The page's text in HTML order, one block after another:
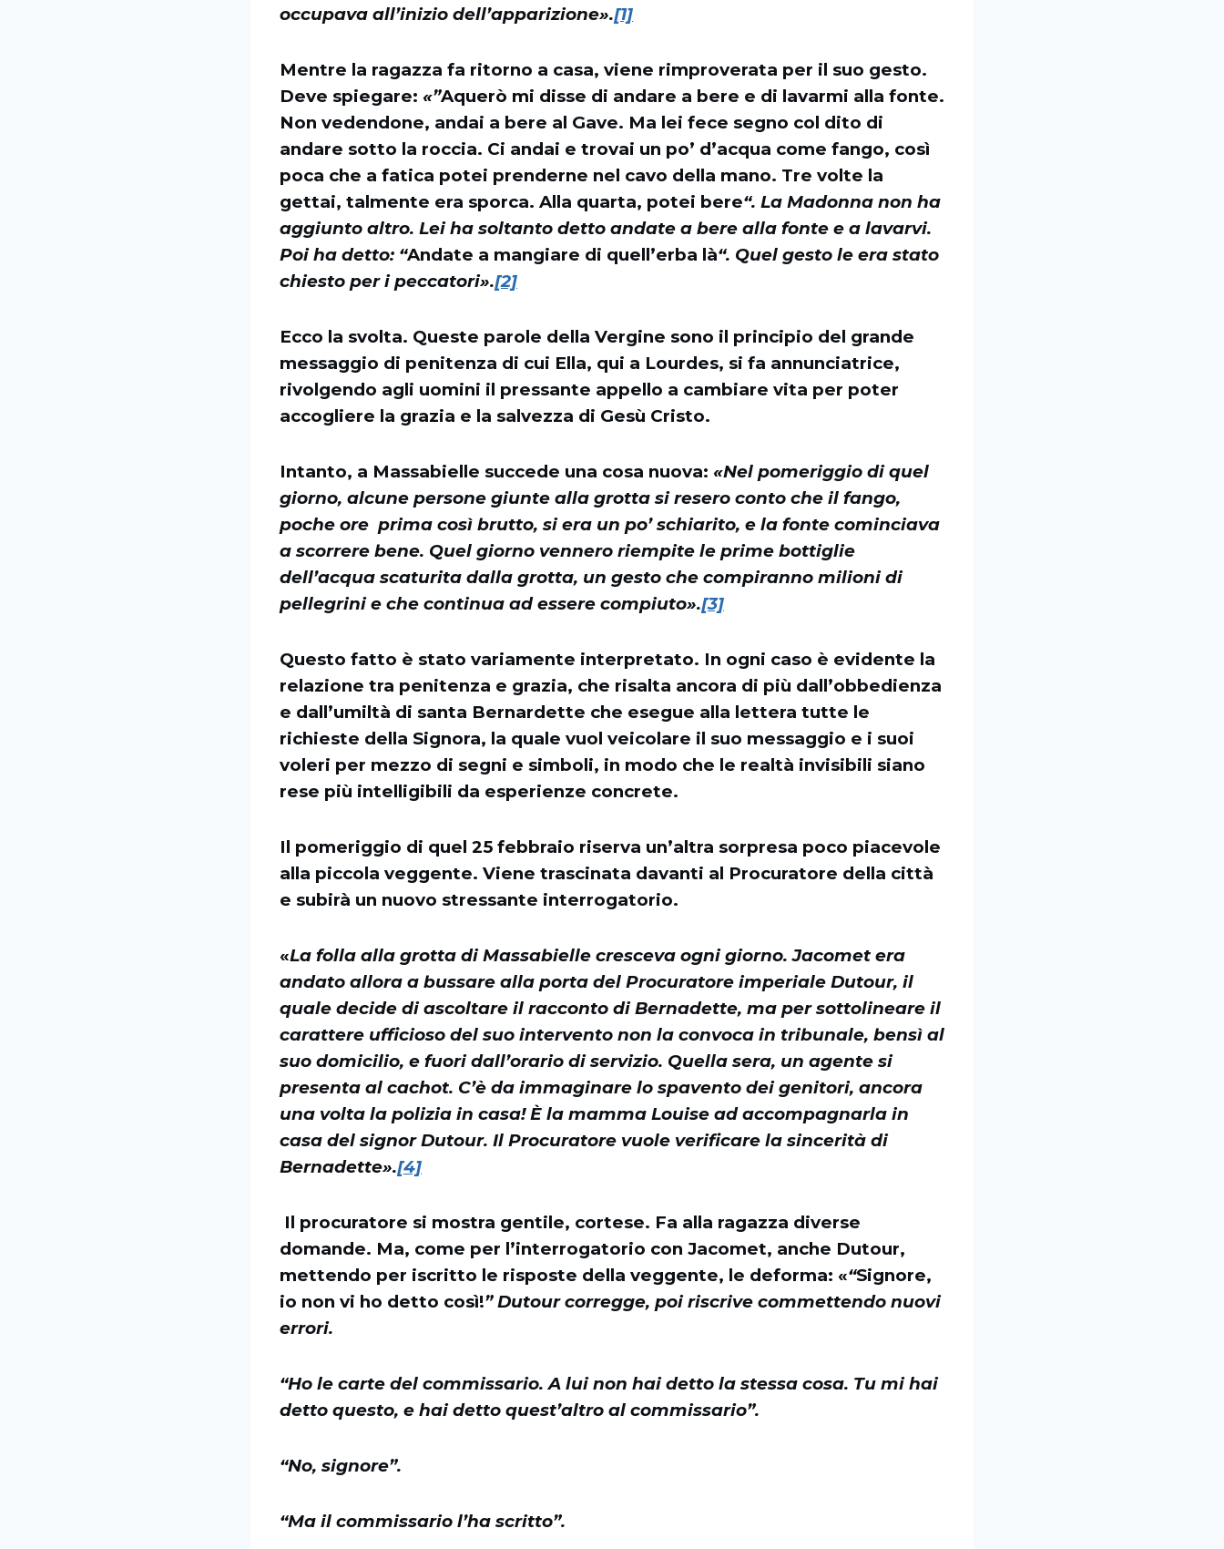
occupava all’inizio dell’apparizione».[1]
Mentre la ragazza fa ritorno a casa, viene rimproverata per il suo gesto.
Deve spiegare: «”Aquerò mi disse di andare a bere e di lavarmi alla fonte.
Non vedendone, andai a bere al Gave. Ma lei fece segno col dito di
andare sotto la roccia. Ci andai e trovai un po’ d’acqua come fango, così
poca che a fatica potei prenderne nel cavo della mano. Tre volte la
gettai, talmente era sporca. Alla quarta, potei bere“. La Madonna non ha
aggiunto altro. Lei ha soltanto detto andate a bere alla fonte e a lavarvi.
Poi ha detto: “Andate a mangiare di quell’erba là“. Quel gesto le era stato
chiesto per i peccatori».[2]
Ecco la svolta. Queste parole della Vergine sono il principio del grande
messaggio di penitenza di cui Ella, qui a Lourdes, si fa annunciatrice,
rivolgendo agli uomini il pressante appello a cambiare vita per poter
accogliere la grazia e la salvezza di Gesù Cristo.
Intanto, a Massabielle succede una cosa nuova: «Nel pomeriggio di quel
giorno, alcune persone giunte alla grotta si resero conto che il fango,
poche ore prima così brutto, si era un po’ schiarito, e la fonte cominciava
a scorrere bene. Quel giorno vennero riempite le prime bottiglie
dell’acqua scaturita dalla grotta, un gesto che compiranno milioni di
pellegrini e che continua ad essere compiuto».[3]
Questo fatto è stato variamente interpretato. In ogni caso è evidente la
relazione tra penitenza e grazia, che risalta ancora di più dall’obbedienza
e dall’umiltà di santa Bernardette che esegue alla lettera tutte le
richieste della Signora, la quale vuol veicolare il suo messaggio e i suoi
voleri per mezzo di segni e simboli, in modo che le realtà invisibili siano
rese più intelligibili da esperienze concrete.
Il pomeriggio di quel 25 febbraio riserva un’altra sorpresa poco piacevole
alla piccola veggente. Viene trascinata davanti al Procuratore della città
e subirà un nuovo stressante interrogatorio.
«La folla alla grotta di Massabielle cresceva ogni giorno. Jacomet era
andato allora a bussare alla porta del Procuratore imperiale Dutour, il
quale decide di ascoltare il racconto di Bernadette, ma per sottolineare il
carattere ufficioso del suo intervento non la convoca in tribunale, bensì al
suo domicilio, e fuori dall’orario di servizio. Quella sera, un agente si
presenta al cachot. C’è da immaginare lo spavento dei genitori, ancora
una volta la polizia in casa! È la mamma Louise ad accompagnarla in
casa del signor Dutour. Il Procuratore vuole verificare la sincerità di
Bernadette».[4]
Il procuratore si mostra gentile, cortese. Fa alla ragazza diverse
domande. Ma, come per l’interrogatorio con Jacomet, anche Dutour,
mettendo per iscritto le risposte della veggente, le deforma: «“Signore,
io non vi ho detto così!” Dutour corregge, poi riscrive commettendo nuovi
errori.
“Ho le carte del commissario. A lui non hai detto la stessa cosa. Tu mi hai
detto questo, e hai detto quest’altro al commissario”.
“No, signore”.
“Ma il commissario l’ha scritto”.